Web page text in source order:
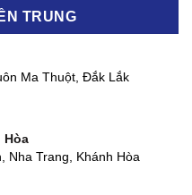
TRUNG
Ma Thuột, Đắk Lắk
Hòa
Nha Trang, Khánh Hòa